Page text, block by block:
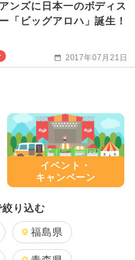
ンズに日本一のボディス
「ビッグアロハ」誕生！
2017年07月21日
イベント・
キャンペーン
り込む
福島県